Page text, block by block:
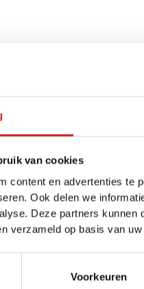
van cookies
content en advertenties te
Ook delen we
Deze partners
verzameld op basis van
Voorkeuren
exception has occurred